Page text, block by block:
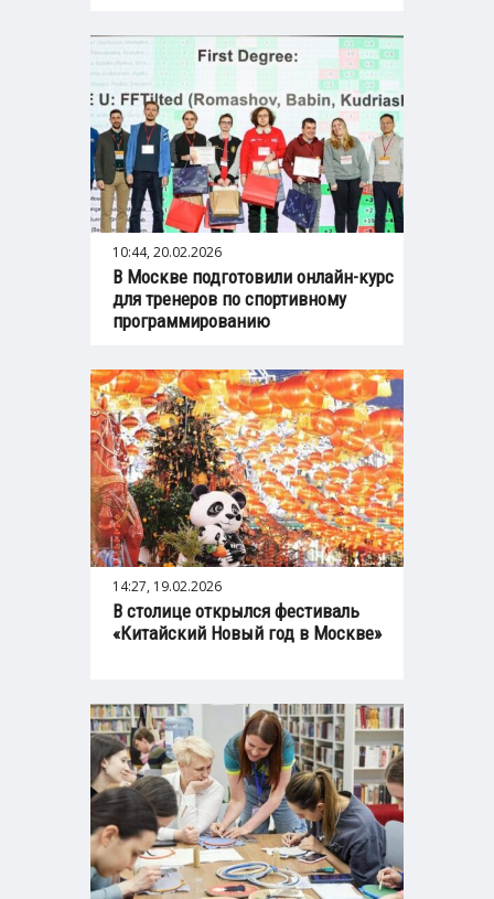
10:44, 20.02.2026
В Москве подготовили онлайн-курс
для тренеров по спортивному
программированию
14:27, 19.02.2026
В столице открылся фестиваль
«Китайский Новый год в Москве»